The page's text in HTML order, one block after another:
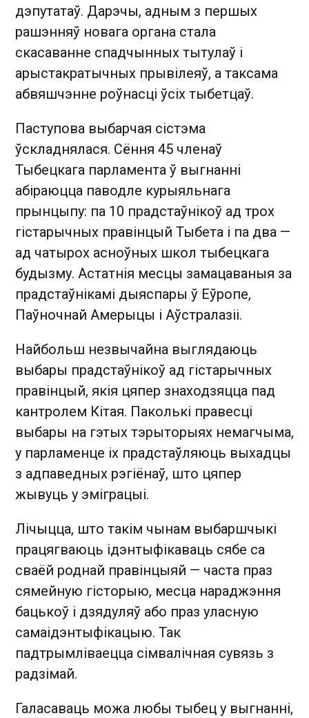
дэпутатаў. Дарэчы, адным з першых
рашэнняў новага органа стала
скасаванне спадчынных тытулаў і
арыстакратычных прывілеяў, а таксама
абвяшчэнне роўнасці ўсіх тыбетцаў.
Паступова выбарчая сістэма
ўскладнялася. Сёння 45 членаў
Тыбецкага парламента ў выгнанні
абіраюцца паводле курыяльнага
прынцыпу: па 10 прадстаўнікоў ад трох
гістарычных правінцый Тыбета і па два —
ад чатырох асноўных школ тыбецкага
будызму. Астатнія месцы замацаваныя за
прадстаўнікамі дыяспары ў Еўропе,
Паўночнай Амерыцы і Аўстралазіі.
Найбольш незвычайна выглядаюць
выбары прадстаўнікоў ад гістарычных
правінцый, якія цяпер знаходзяцца пад
кантролем Кітая. Паколькі правесці
выбары на гэтых тэрыторыях немагчыма,
у парламенце іх прадстаўляюць выхадцы
з адпаведных рэгіёнаў, што цяпер
жывуць у эміграцыі.
Лічыцца, што такім чынам выбаршчыкі
працягваюць ідэнтыфікаваць сябе са
сваёй роднай правінцыяй — часта праз
сямейную гісторыю, месца нараджэння
бацькоў і дзядуляў або праз уласную
самаідэнтыфікацыю. Так
падтрымліваецца сімвалічная сувязь з
радзімай.
Галасаваць можа любы тыбец у выгнанні,